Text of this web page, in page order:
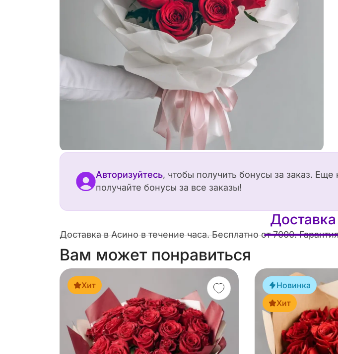
Авторизуйтесь, чтобы получить бонусы за заказ. Еще
получайте бонусы за все заказы!
Доставка
Доставка в Асино в течение часа. Бесплатно от 7000.
Вам может понравиться
Хит
Новинка
Хит